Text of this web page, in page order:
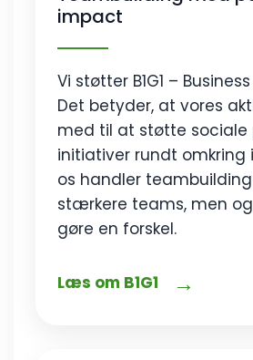
impact
Vi støtter B1G1 –
Det betyder, at vores
med til at støtte sociale
initiativer rundt omkring
os handler teambuilding
stærkere teams, men
gøre en forskel.
Læs om B1G1 →